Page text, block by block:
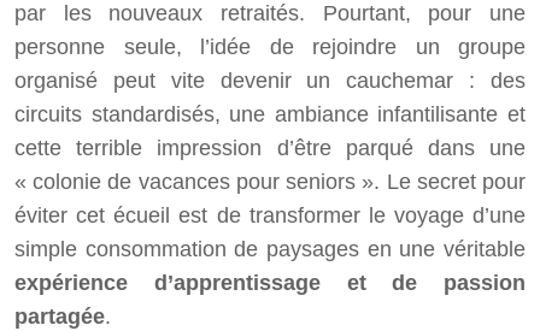
par les nouveaux retraités. Pourtant, pour une
personne seule, l’idée de rejoindre un groupe
organisé peut vite devenir un cauchemar : des
circuits standardisés, une ambiance infantilisante et
cette terrible impression d’être parqué dans une
« colonie de vacances pour seniors ». Le secret pour
éviter cet écueil est de transformer le voyage d’une
simple consommation de paysages en une véritable
expérience d’apprentissage et de passion
partagée.